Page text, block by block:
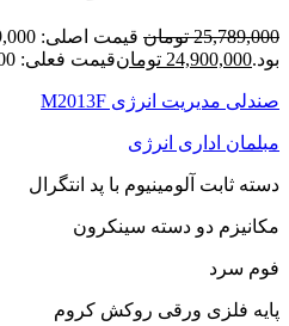
25,789,000 تومان
بود.24,900,000 تومانقیمت فعلی: 24,900,000 تومان.
صندلی مدیریت انرژی M2013F
مبلمان اداری انرژی
دسته ثابت آلومینیوم با پد انتگرال
مکانیزم دو دسته سینکرون
فوم سرد
پایه فلزی ورقی روکش کروم